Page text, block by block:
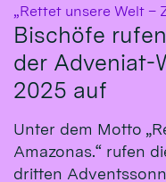
„Rettet unsere Welt –
Bischöfe
der Adveniat-
2025 auf
Unter dem Motto
Amazonas.“ rufen
dritten